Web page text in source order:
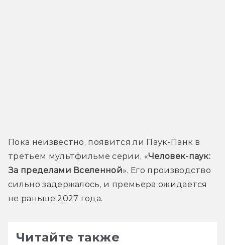
Пока неизвестно, появится ли Паук-Панк в
третьем мультфильме серии, «Человек-паук:
За пределами Вселенной». Его производство
сильно задержалось, и премьера ожидается
не раньше 2027 года.
Читайте также